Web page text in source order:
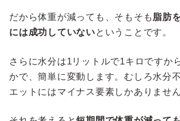
だから体重が減っても、そもそも脂肪
には成功していないということです。
さらに水分は1リットルで1キロですか
かで、簡単に変動します。むしろ水分
エットにはマイナス要素しかありません